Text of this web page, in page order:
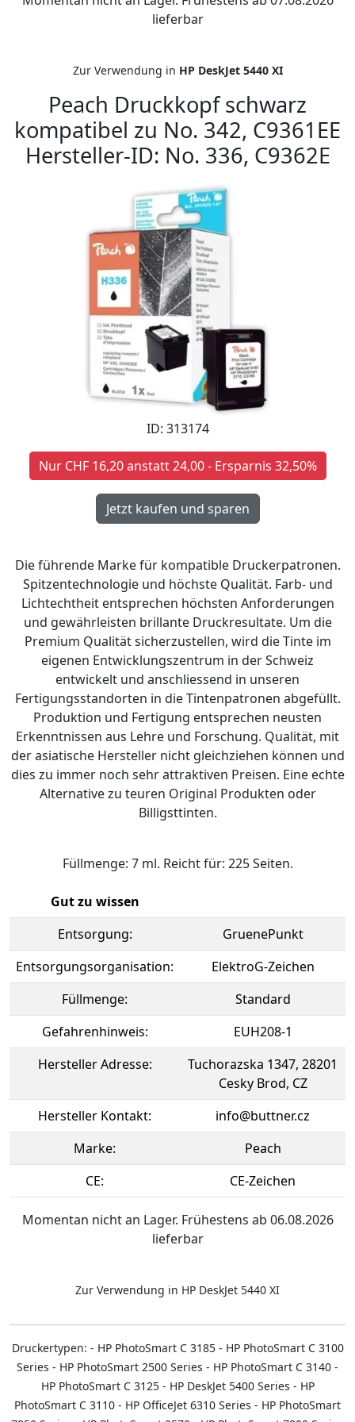
lieferbar
Zur Verwendung in HP DeskJet 5440 XI
Peach Druckkopf schwarz
kompatibel zu No. 342, C9361EE
Hersteller-ID: No. 336, C9362E
ID: 313174
Nur CHF 16,20 anstatt 24,00 - Ersparnis 32,50%
Die führende Marke für kompatible Druckerpatronen.
Spitzentechnologie und höchste Qualität. Farb- und
Lichtechtheit entsprechen höchsten Anforderungen
und gewährleisten brillante Druckresultate. Um die
Premium Qualität sicherzustellen, wird die Tinte im
eigenen Entwicklungszentrum in der Schweiz
entwickelt und anschliessend in unseren
Fertigungsstandorten in die Tintenpatronen abgefüllt.
Produktion und Fertigung entsprechen neusten
Erkenntnissen aus Lehre und Forschung. Qualität, mit
der asiatische Hersteller nicht gleichziehen können und
dies zu immer noch sehr attraktiven Preisen. Eine echte
Alternative zu teuren Original Produkten oder
Billigsttinten.
Füllmenge: 7 ml. Reicht für: 225 Seiten.
Gut zu wissen
Entsorgung:
GruenePunkt
Entsorgungsorganisation:
ElektroG-Zeichen
Füllmenge:
Standard
Gefahrenhinweis:
EUH208-1
Hersteller Adresse:
Tuchorazska 1347, 28201
Cesky Brod, CZ
Hersteller Kontakt:
info@buttner.cz
Marke:
Peach
CE:
CE-Zeichen
Momentan nicht an Lager. Frühestens ab 06.08.2026
lieferbar
Zur Verwendung in HP DeskJet 5440 XI
Druckertypen: - HP PhotoSmart C 3185 - HP PhotoSmart C 3100
Series - HP PhotoSmart 2500 Series - HP PhotoSmart C 3140 -
HP PhotoSmart C 3125 - HP DeskJet 5400 Series - HP
PhotoSmart C 3110 - HP OfficeJet 6310 Series - HP PhotoSmart